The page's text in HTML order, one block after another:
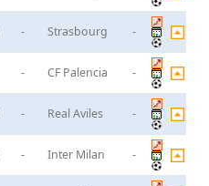
- Strasbourg -
- CF Palencia -
- Real Aviles -
- Inter Milan -